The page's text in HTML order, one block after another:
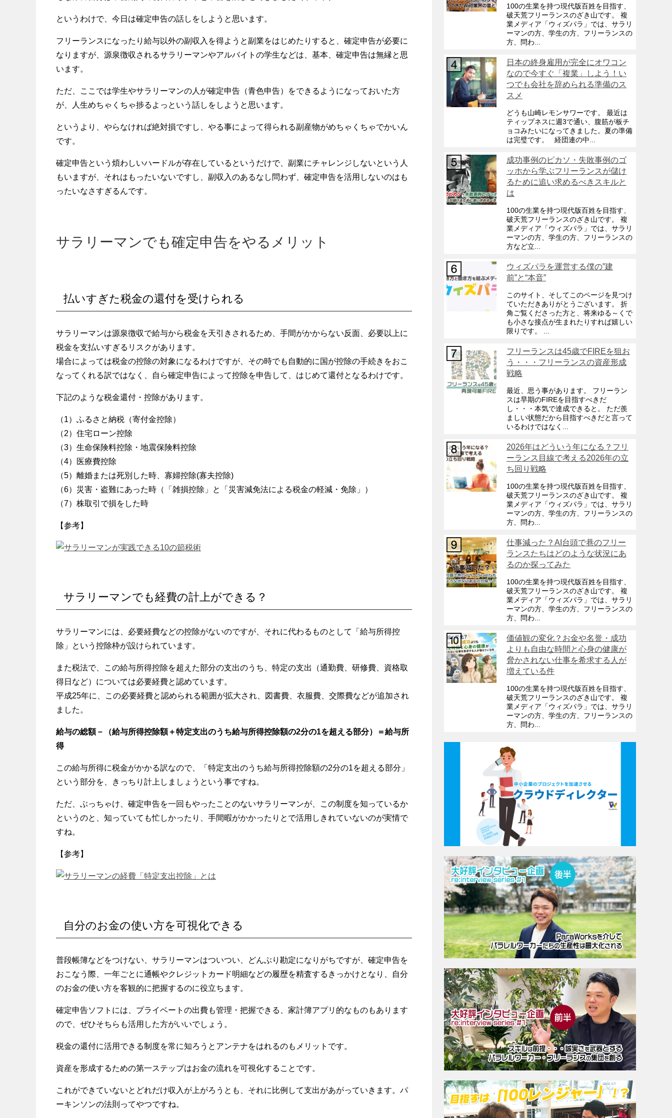
というわけで、今日は確定申告の話しをしようと思います。
フリーランスになったり給与以外の副収入を得ようと副業をはじめたりすると、確定申告が必要に
なりますが、源泉徴収されるサラリーマンやアルバイトの学生などは、基本、確定申告は無縁と思
います。
ただ、ここでは学生やサラリーマンの人が確定申告（青色申告）をできるようになっておいた方
が、人生めちゃくちゃ捗るよっという話しをしようと思います。
というより、やらなければ絶対損ですし、やる事によって得られる副産物がめちゃくちゃでかいん
です。
確定申告という煩わしいハードルが存在しているというだけで、副業にチャレンジしないという人
もいますが、それはもったいないですし、副収入のあるなし問わず、確定申告を活用しないのはも
ったいなさすぎるんです。
サラリーマンでも確定申告をやるメリット
払いすぎた税金の還付を受けられる
サラリーマンは源泉徴収で給与から税金を天引きされるため、手間がかからない反面、必要以上に
税金を支払いすぎるリスクがあります。
場合によっては税金の控除の対象になるわけですが、その時でも自動的に国が控除の手続きをおこ
なってくれる訳ではなく、自ら確定申告によって控除を申告して、はじめて還付となるわけです。
下記のような税金還付・控除があります。
（1）ふるさと納税（寄付金控除）
（2）住宅ローン控除
（3）生命保険料控除・地震保険料控除
（4）医療費控除
（5）離婚または死別した時、寡婦控除(寡夫控除)
（6）災害・盗難にあった時（「雑損控除」と「災害減免法による税金の軽減・免除」）
（7）株取引で損をした時
【参考】
サラリーマンでも経費の計上ができる？
サラリーマンには、必要経費などの控除がないのですが、それに代わるものとして「給与所得控
除」という控除枠が設けられています。
また税法で、この給与所得控除を超えた部分の支出のうち、特定の支出（通勤費、研修費、資格取
得日など）については必要経費と認めています。
平成25年に、この必要経費と認められる範囲が拡大され、図書費、衣服費、交際費などが追加され
ました。
給与の総額－（給与所得控除額＋特定支出のうち給与所得控除額の2分の1を超える部分）＝給与所
得
この給与所得に税金がかかる訳なので、「特定支出のうち給与所得控除額の2分の1を超える部分」
という部分を、きっちり計上しましょうという事ですね。
ただ、ぶっちゃけ、確定申告を一回もやったことのないサラリーマンが、この制度を知っているか
というのと、知っていても忙しかったり、手間暇がかかったりとで活用しきれていないのが実情で
すね。
【参考】
自分のお金の使い方を可視化できる
普段帳簿などをつけない、サラリーマンはついつい、どんぶり勘定になりがちですが、確定申告を
おこなう際、一年ごとに通帳やクレジットカード明細などの履歴を精査するきっかけとなり、自分
のお金の使い方を客観的に把握するのに役立ちます。
確定申告ソフトには、プライベートの出費も管理・把握できる、家計簿アプリ的なものもあります
ので、ぜひそちらも活用した方がいいでしょう。
税金の還付に活用できる制度を常に知ろうとアンテナをはれるのもメリットです。
資産を形成するための第一ステップはお金の流れを可視化することです。
これができていないとどれだけ収入が上がろうとも、それに比例して支出があがっていきます。パ
ーキンソンの法則ってやつですね。
100の生業を持つ現代版百姓を目指す、
破天荒フリーランスのざき山です。 複
業メディア「ウィズパラ」では、サラリ
ーマンの方、学生の方、フリーランスの
方、問わ...
日本の終身雇用が完全にオワコン
なので今すぐ「複業」しよう！い
つでも会社を辞められる準備のス
スメ
どうも山崎レモンサワーです。 最近は
ティップネスに週3で通い、腹筋が板チ
ョコみたいになってきました。夏の準備
は完璧です。 経団連の中...
成功事例のピカソ・失敗事例のゴ
ッホから学ぶフリーランスが儲け
るために追い求めるべきスキルと
は
100の生業を持つ現代版百姓を目指す、
破天荒フリーランスのざき山です。 複
業メディア「ウィズパラ」では、サラリ
ーマンの方、学生の方、フリーランスの
方など立...
ウィズパラを運営する僕の”建
前”と“本音”
このサイト、そしてこのページを見つけ
ていただきありがとうございます。 折
角ご覧くださった方と、将来ゆる～くで
も小さな接点が生まれたりすれば嬉しい
限りです。 ...
フリーランスは45歳でFIREを狙お
う・・・フリーランスの資産形成
戦略
最近、思う事があります。 フリーラン
スは早期のFIREを目指すべきだ
し・・・本気で達成できると。 ただ羨
ましい状態だから目指すべきだと言って
いるわけではなく...
2026年はどういう年になる？フリ
ーランス目線で考える2026年の立
ち回り戦略
100の生業を持つ現代版百姓を目指す、
破天荒フリーランスのざき山です。 複
業メディア「ウィズパラ」では、サラリ
ーマンの方、学生の方、フリーランスの
方、問わ...
仕事減った？AI台頭で巷のフリー
ランスたちはどのような状況にあ
るのか探ってみた
100の生業を持つ現代版百姓を目指す、
破天荒フリーランスのざき山です。 複
業メディア「ウィズパラ」では、サラリ
ーマンの方、学生の方、フリーランスの
方、問わ...
価値観の変化？お金や名誉・成功
よりも自由な時間と心身の健康が
脅かされない仕事を希求する人が
増えている件
100の生業を持つ現代版百姓を目指す、
破天荒フリーランスのざき山です。 複
業メディア「ウィズパラ」では、サラリ
ーマンの方、学生の方、フリーランスの
方、問わ...